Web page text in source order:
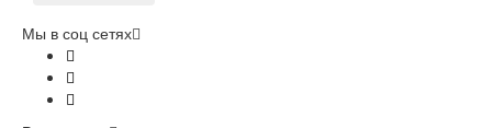
Мы в соц сетях